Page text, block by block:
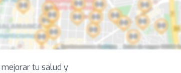
mejorar tu salud y